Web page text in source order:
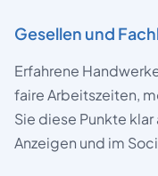
Gesellen und
Erfahrene
faire Arbeitszeiten,
Sie diese Punkte
Anzeigen und im